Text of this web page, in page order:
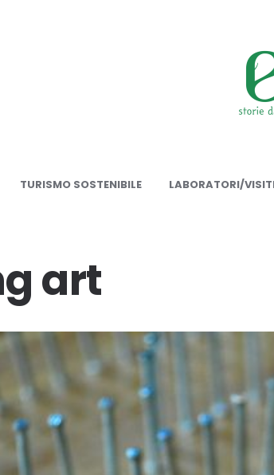
TURISMO SOSTENIBILE LABORATORI/
art